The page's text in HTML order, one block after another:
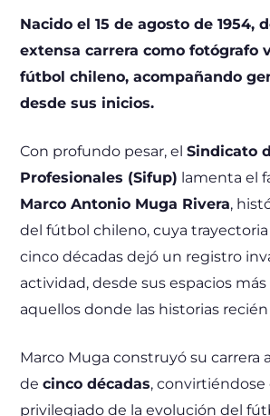
Nacido el 15 de agosto de 1954,
extensa carrera como fotógrafo
fútbol chileno, acompañando
desde sus inicios.
Con profundo pesar, elSindicato
Profesionales (Sifup) lamenta el
Marco Antonio Muga Rivera,
del fútbol chileno, cuya
cinco décadas dejó un registro
actividad, desde sus espacios
aquellos donde las historias
Marco Muga construyó su carrera
decinco décadas,
privilegiado de la evolución del